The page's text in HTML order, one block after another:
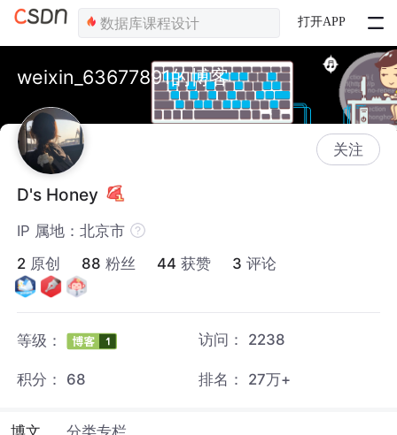
打开APP
weixin_63677891的博客
关注
D's Honey
IP 属地：北京市
2 原创 88 粉丝 44 获赞 3 评论
等级： 访问： 2238
积分： 68 排名： 27万+
博文 分类专栏